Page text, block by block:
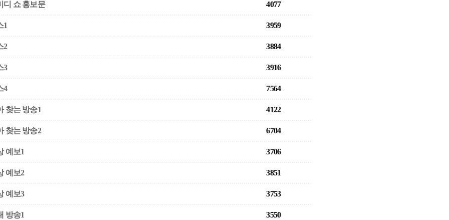
디 쇼 홍보문 4077
1 3959
2 3884
3 3916
4 7564
찾는 방송1 4122
찾는 방송2 6704
예보1 3706
예보2 3851
예보3 3753
방송1 3550